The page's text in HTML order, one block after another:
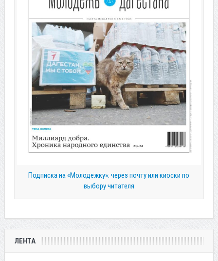
Подписка на «Молодежку»: через почту или киоски по
выбору читателя
ЛЕНТА